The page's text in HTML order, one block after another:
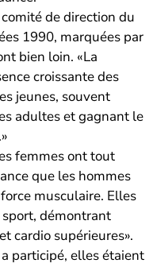
de direction du
1990, marquées par
bien loin. «La
croissante des
jeunes, souvent
adultes et gagnant le
femmes ont tout
que les hommes
musculaire. Elles
sport, démontrant
cardio supérieures».
participé, elles étaient